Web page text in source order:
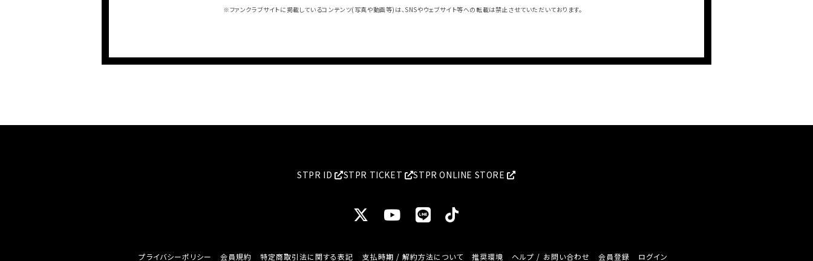
※ファンクラブサイトに掲載しているコンテンツ(写真や動画等)は、SNSやウェブサイト等への転載は禁止させていただいております。
STPR ID STPR TICKET STPR ONLINE STORE
プライバシーポリシー 会員規約 特定商取引法に関する表記 支払時期 / 解約方法について 推奨環境 ヘルプ / お問い合わせ 会員登録 ログイン